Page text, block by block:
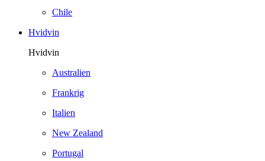
Chile
Hvidvin
Hvidvin
Australien
Frankrig
Italien
New Zealand
Portugal